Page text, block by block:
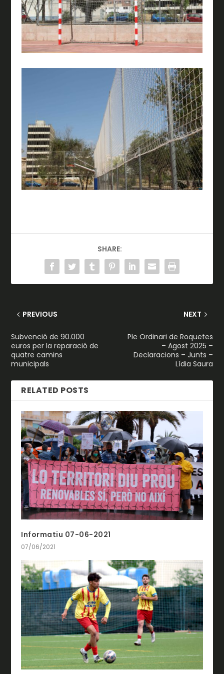
SHARE:
PREVIOUS
Subvenció de 90.000
euros per la reparació de
quatre camins
municipals
NEXT
Ple Ordinari de Roquetes
– Agost 2025 –
Declaracions – Junts –
Lídia Saura
RELATED POSTS
Informatiu 07-06-2021
07/06/2021